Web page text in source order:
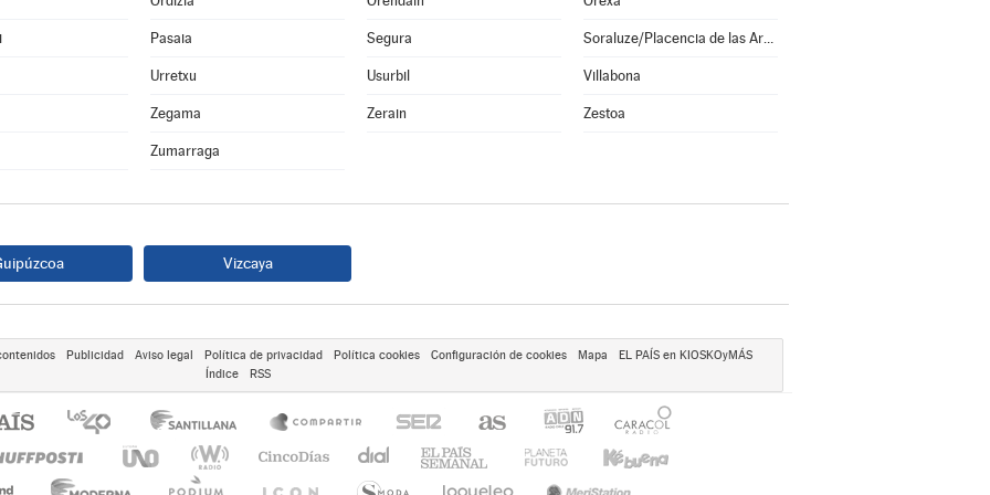
Pasaia Segura Soraluze/Placencia de las Armas
Urretxu Usurbil Villabona
Zegama Zerain Zestoa
Zumarraga
Vizcaya
Publicidad Aviso legal Política de privacidad Política cookies Configuración de cookies Mapa
EL PAÍS en KIOSKOyMÁS
Índice
RSS